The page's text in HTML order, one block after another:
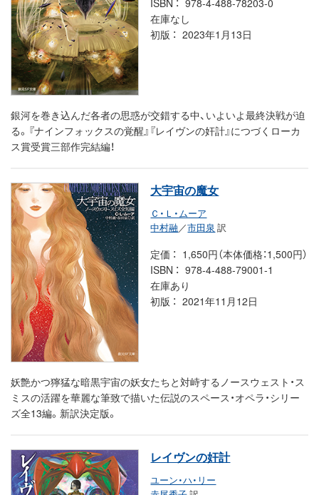
ISBN
978-4-488-78203-0
在庫なし
初版
2023年1月13日
銀河を巻き込んだ各者の思惑が交錯する中、いよいよ最終決戦が迫
る。『ナインフォックスの覚醒』『レイヴンの奸計』につづくローカ
ス賞受賞三部作完結編！
大宇宙の魔女
Ｃ・Ｌ・ムーア
中村融／市田泉 訳
定価
1,650円（本体価格：1,500円）
ISBN
978-4-488-79001-1
在庫あり
初版
2021年11月12日
妖艶かつ獰猛な暗黒宇宙の妖女たちと対峙するノースウェスト・ス
ミスの活躍を華麗な筆致で描いた伝説のスペース・オペラ・シリー
ズ全13編。新訳決定版。
レイヴンの奸計
ユーン・ハ・リー